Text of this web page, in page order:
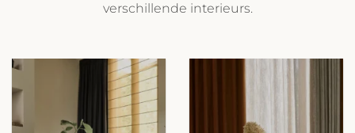
verschillende interieurs.